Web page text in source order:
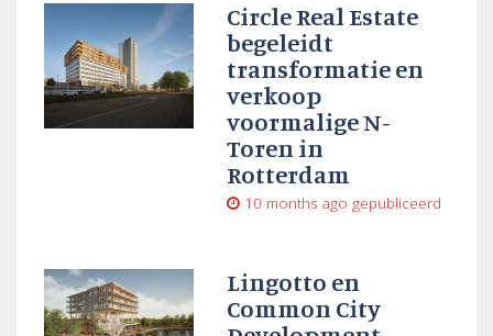
Circle Real Estate
begeleidt
transformatie en
verkoop
voormalige N-
Toren in
Rotterdam
10 months ago gepubliceerd
Lingotto en
Common City